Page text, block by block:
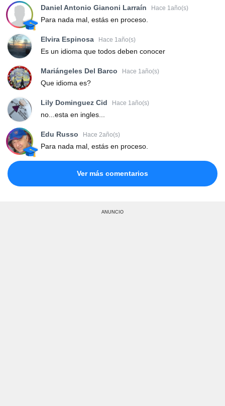
Daniel Antonio Gianoni Larraín Hace 1año(s)
Para nada mal, estás en proceso.
Elvira Espinosa Hace 1año(s)
Es un idioma que todos deben conocer
Mariángeles Del Barco Hace 1año(s)
Que idioma es?
Lily Dominguez Cid Hace 1año(s)
no...esta en ingles...
Edu Russo Hace 2año(s)
Para nada mal, estás en proceso.
Ver más comentarios
ANUNCIO